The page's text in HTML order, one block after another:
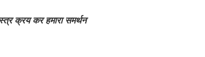
क्रय कर हमारा समर्थन